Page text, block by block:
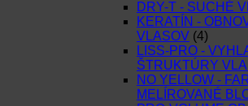
DRY-T - SUCHÉ
KERATÍN -
VLASOV (4)
LISS-PRO -
ŠTRUKTÚRY
NO YELLOW -
MELÍROVANÉ